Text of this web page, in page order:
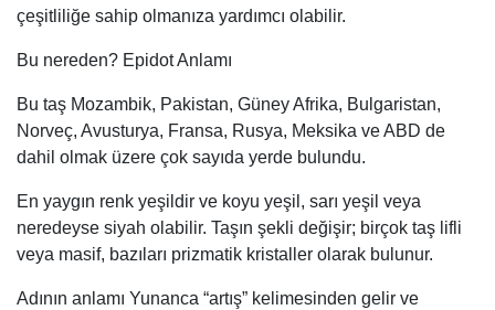
çeşitliliğe sahip olmanıza yardımcı olabilir.
Bu nereden? Epidot Anlamı
Bu taş Mozambik, Pakistan, Güney Afrika, Bulgaristan,
Norveç, Avusturya, Fransa, Rusya, Meksika ve ABD de
dahil olmak üzere çok sayıda yerde bulundu.
En yaygın renk yeşildir ve koyu yeşil, sarı yeşil veya
neredeyse siyah olabilir. Taşın şekli değişir; birçok taş lifli
veya masif, bazıları prizmatik kristaller olarak bulunur.
Adının anlamı Yunanca “artış” kelimesinden gelir ve